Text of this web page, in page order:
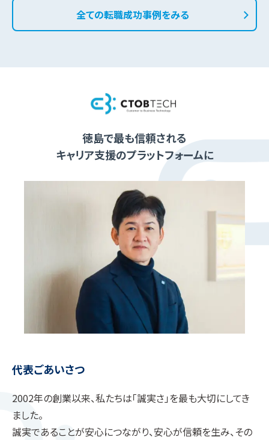
全ての転職成功事例をみる
徳島で最も信頼される
キャリア支援のプラットフォームに
代表ごあいさつ
2002年の創業以来、私たちは「誠実さ」を最も大切にしてき
ました。
誠実であることが安心につながり、安心が信頼を生み、その